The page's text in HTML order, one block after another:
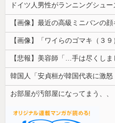
【画像】最近の高級ミニバンの
【画像】「ワイらのゴマキ（３９
【悲報】美容師「…手は尽くし
お部屋が汚部屋になってまう、、